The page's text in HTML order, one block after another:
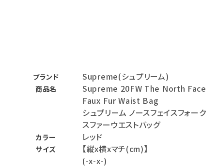
ブランド Supreme(シュプリーム)
商品名
Supreme 20FW The North Face
Faux Fur Waist Bag
シュプリーム ノースフェイスフォーク
スファーウエストバッグ
カラー レッド
サイズ
【縦x横xマチ(cm)】
(-x-x-)